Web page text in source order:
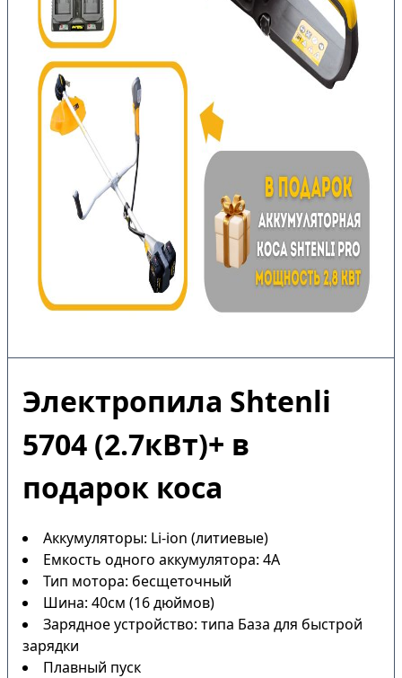
Электропила Shtenli
5704 (2.7кВт)+ в
подарок коса
Аккумуляторы: Li-ion (литиевые)
Емкость одного аккумулятора: 4А
Тип мотора: бесщеточный
Шина: 40см (16 дюймов)
Зарядное устройство: типа База для быстрой
зарядки
Плавный пуск